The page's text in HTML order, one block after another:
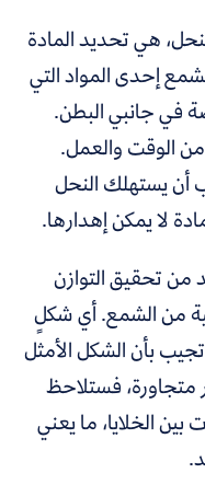
هي تحديد المادة
إحدى المواد التي
في جانبي البطن.
الوقت والعمل.
أن يستهلك النحل
لا يمكن إهدارها.
من تحقيق التوازن
من الشمع. أي شكلٍ
بأن الشكل الأمثل
متجاورة، فستلاحظ
الخلايا، ما يعني